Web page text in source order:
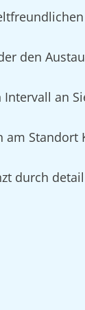
den
an
Standort
durch